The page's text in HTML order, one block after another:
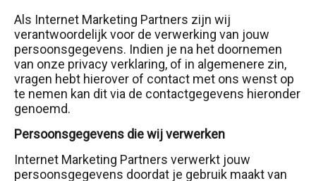
Als Internet Marketing Partners zijn wij
verantwoordelijk voor de verwerking van jouw
persoonsgegevens. Indien je na het doornemen
van onze privacy verklaring, of in algemenere zin,
vragen hebt hierover of contact met ons wenst op
te nemen kan dit via de contactgegevens hieronder
genoemd.
Persoonsgegevens die wij verwerken
Internet Marketing Partners verwerkt jouw
persoonsgegevens doordat je gebruik maakt van